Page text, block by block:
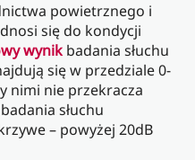
powietrznego i
się do kondycji
wynikbadania słuchu
się w przedziale 0-
nimi nie przekracza
badania słuchu
– powyżej 20dB